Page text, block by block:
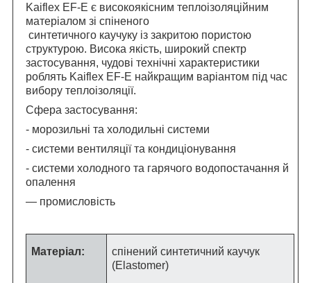
Kaiflex EF-E є високоякісним теплоізоляційним
матеріалом зі спіненого
синтетичного каучуку із закритою пористою
структурою. Висока якість, широкий спектр
застосування, чудові технічні характеристики
роблять Kaiflex EF-E найкращим варіантом під час
вибору теплоізоляції.
Сфера застосування:
- морозильні та холодильні системи
- системи вентиляції та кондиціонування
- системи холодного та гарячого водопостачання й
опалення
— промисловість
Матеріал:
спінений синтетичний каучук
(Elastomer)